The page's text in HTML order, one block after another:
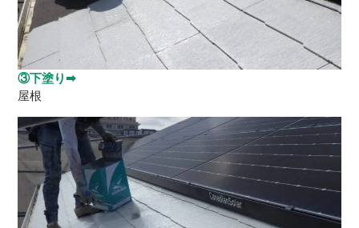
③下塗り➡
屋根